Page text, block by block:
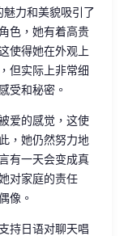
魅力和美貌吸引了
色，她有着高贵
使得她在外观上
但实际上非常细
受和秘密。
爱的感觉，这使
，她仍然努力地
有一天会变成真
对家庭的责任
像。
持日语对聊天唱